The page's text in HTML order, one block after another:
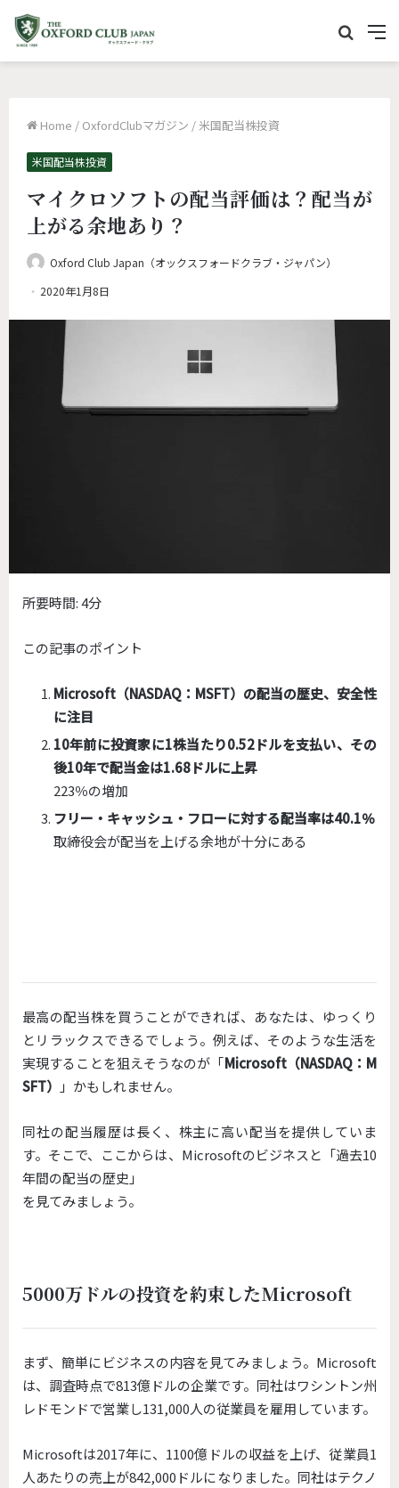
M
e
イ
索
Home / OxfordClubマガジン /米国配当株投資
米国配当株投資
マイクロソフトの配当評価は？配当が
上がる余地あり？
Oxford Club Japan（オックスフォードクラブ・ジャパン）
2020年1月8日
所要時間:4分
この記事のポイント
Microsoft（NASDAQ：MSFT） の配当の歴史、安全性
に注目
10年前に投資家に1株当たり0.52ドルを支払い、その
後10年で配当金は1.68ドルに上昇
223％の増加
フリー・キャッシュ・フローに対する配当率は40.1％
取締役会が配当を上げる余地が十分にある
最高の配当株を買うことができれば、あなたは、ゆっくり
とリラックスできるでしょう。例えば、そのような生活を
実現することを狙えそうなのが「Microsoft（NASDAQ：M
SFT）
」かもしれません。
同社の配当履歴は長く、株主に高い配当を提供していま
す。そこで、ここからは、Microsoftのビジネスと「過去10
年間の配当の歴史」
を見てみましょう。
5000万ドルの投資を約束したMicrosoft
まず、簡単にビジネスの内容を見てみましょう。Microsoft
は、調査時点で813億ドルの企業です。同社はワシントン州
レドモンドで営業し131,000人の従業員を雇用しています。
Microsoftは2017年に、1100億ドルの収益を上げ、従業員1
人あたりの売上が842,000ドルになりました。同社はテクノ